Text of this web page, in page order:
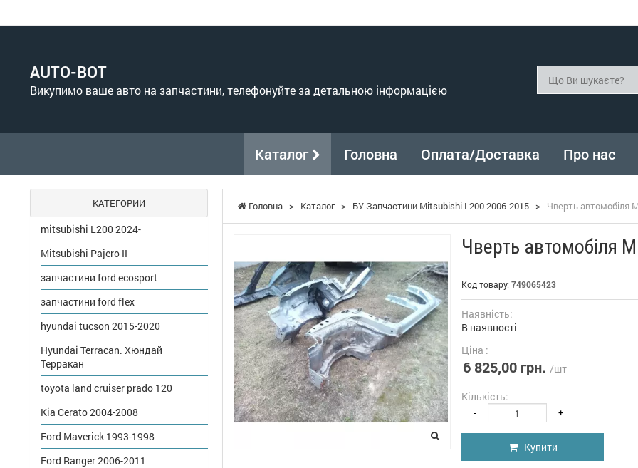
AUTO-BOT
Викупимо ваше авто на запчастини, телефонуйте за детальною інформацією
Каталог Головна Оплата/Доставка Про нас
Головна > Каталог > БУ Запчастини Mitsubishi L200 2006-2015 > Чверть автомобіля
Чверть автомобіля
Код товару: 749065423
Наявність:
В наявності
Ціна :
6 825,00 грн. /шт
Кількість:
- +
Купити
КАТЕГОРИИ
mitsubishi L200 2024-
Mitsubishi Pajero II
запчастини ford ecosport
запчастини ford flex
hyundai tucson 2015-2020
Hyundai Terracan. Хюндай
Терракан
toyota land cruiser prado 120
Kia Cerato 2004-2008
Ford Maverick 1993-1998
Ford Ranger 2006-2011